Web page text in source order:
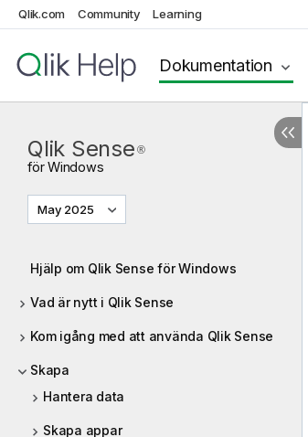
Qlik.com Community Learning
Dokumentation
Qlik Sense ®
förWindows
May 2025
Hjälp om Qlik Sense för Windows
Vad är nytt i Qlik Sense
Kom igång med att använda Qlik Sense
Skapa
Hantera data
Skapa appar